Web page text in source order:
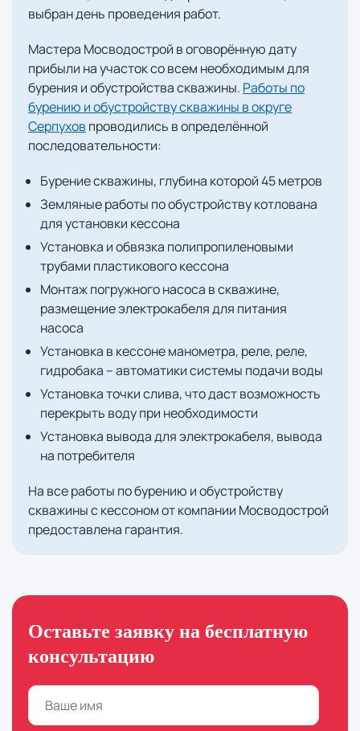
выбран день проведения работ.
Мастера Мосводострой в оговорённую дату
прибыли на участок со всем необходимым для
бурения и обустройства скважины. Работы по
бурению и обустройству скважины в округе
Серпухов проводились в определённой
последовательности:
Бурение скважины, глубина которой 45 метров
Земляные работы по обустройству котлована
для установки кессона
Установка и обвязка полипропиленовыми
трубами пластикового кессона
Монтаж погружного насоса в скважине,
размещение электрокабеля для питания
насоса
Установка в кессоне манометра, реле, реле,
гидробака – автоматики системы подачи воды
Установка точки слива, что даст возможность
перекрыть воду при необходимости
Установка вывода для электрокабеля, вывода
на потребителя
На все работы по бурению и обустройству
скважины с кессоном от компании Мосводострой
предоставлена гарантия.
Оставьте заявку на бесплатную
консультацию